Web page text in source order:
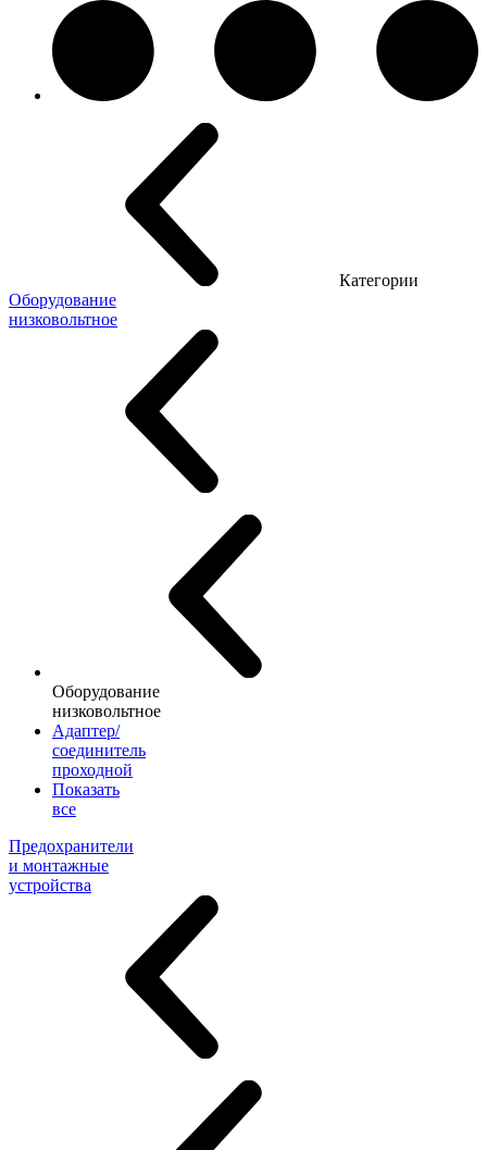
Категории
Оборудование
низковольтное
Оборудование
низковольтное
Адаптер/
соединитель
проходной
Показать
все
Предохранители
и монтажные
устройства